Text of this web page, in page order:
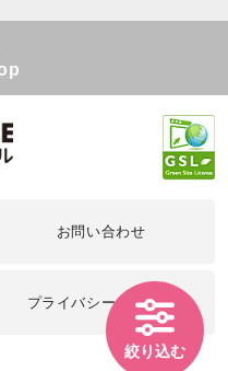
絞り込む
お問い合わせ
プライバシーポリシー